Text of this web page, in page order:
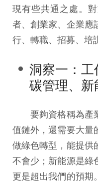
現有些共通之處。
者、創業家、企業應
行、轉職、招募、培
洞察一：工
碳管理、
要夠資格稱為產
值鏈外，還需要大量
做綠色轉型，能提供
不會少；新能源是綠
更是超出我們的預期